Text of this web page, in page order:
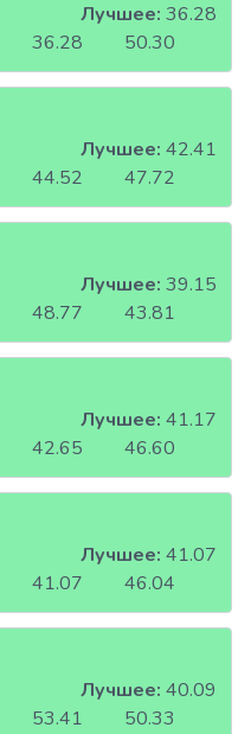
36.28 50.30
Лучшее: 36.28
44.52 47.72
Лучшее: 42.41
48.77 43.81
Лучшее: 39.15
42.65 46.60
Лучшее: 41.17
41.07 46.04
Лучшее: 41.07
53.41 50.33
Лучшее: 40.09